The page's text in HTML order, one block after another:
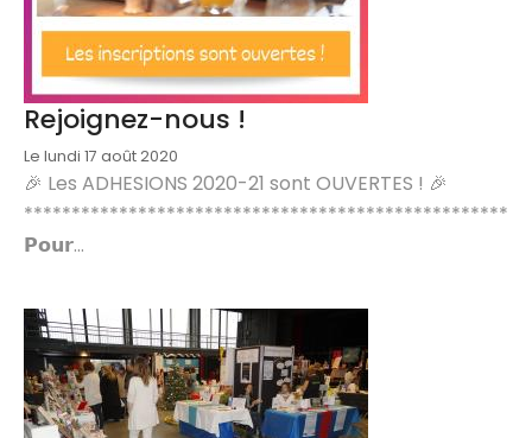
Rejoignez-nous !
Le lundi 17 août 2020
🎉 Les ADHESIONS 2020-21 sont OUVERTES ! 🎉
***************************************************
𝗣𝗼𝘂𝗿...